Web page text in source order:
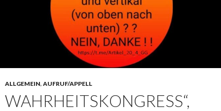
ALLGEMEIN, AUFRUF/APPELL
WAHRHEITSKONGRESS“,